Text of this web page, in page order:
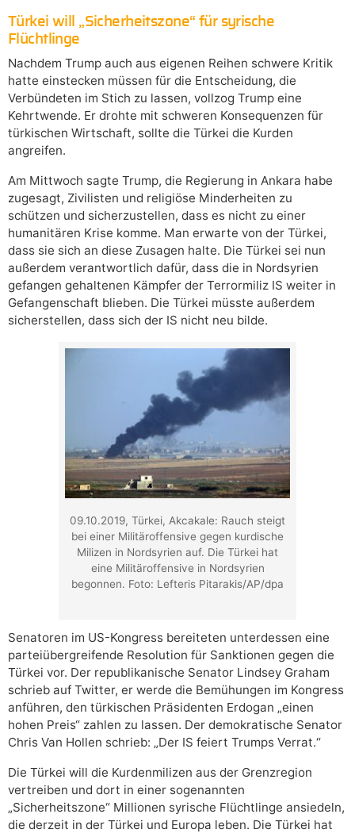
Türkei will „Sicherheitszone“ für syrische
Flüchtlinge
Nachdem Trump auch aus eigenen Reihen schwere Kritik
hatte einstecken müssen für die Entscheidung, die
Verbündeten im Stich zu lassen, vollzog Trump eine
Kehrtwende. Er drohte mit schweren Konsequenzen für
türkischen Wirtschaft, sollte die Türkei die Kurden
angreifen.
Am Mittwoch sagte Trump, die Regierung in Ankara habe
zugesagt, Zivilisten und religiöse Minderheiten zu
schützen und sicherzustellen, dass es nicht zu einer
humanitären Krise komme. Man erwarte von der Türkei,
dass sie sich an diese Zusagen halte. Die Türkei sei nun
außerdem verantwortlich dafür, dass die in Nordsyrien
gefangen gehaltenen Kämpfer der Terrormiliz IS weiter in
Gefangenschaft blieben. Die Türkei müsste außerdem
sicherstellen, dass sich der IS nicht neu bilde.
09.10.2019, Türkei, Akcakale: Rauch steigt
bei einer Militäroffensive gegen kurdische
Milizen in Nordsyrien auf. Die Türkei hat
eine Militäroffensive in Nordsyrien
begonnen. Foto: Lefteris Pitarakis/AP/dpa
Senatoren im US-Kongress bereiteten unterdessen eine
parteiübergreifende Resolution für Sanktionen gegen die
Türkei vor. Der republikanische Senator Lindsey Graham
schrieb auf Twitter, er werde die Bemühungen im Kongress
anführen, den türkischen Präsidenten Erdogan „einen
hohen Preis“ zahlen zu lassen. Der demokratische Senator
Chris Van Hollen schrieb: „Der IS feiert Trumps Verrat.“
Die Türkei will die Kurdenmilizen aus der Grenzregion
vertreiben und dort in einer sogenannten
„Sicherheitszone“ Millionen syrische Flüchtlinge ansiedeln,
die derzeit in der Türkei und Europa leben. Die Türkei hat